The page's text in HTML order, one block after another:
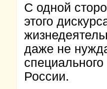
С одной
этого
даже не
России.